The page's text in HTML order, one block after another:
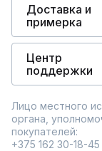
Доставка и
примерка
Центр
поддержки
Лицо местного
органа,
покупателей:
+375 162 30-18-45